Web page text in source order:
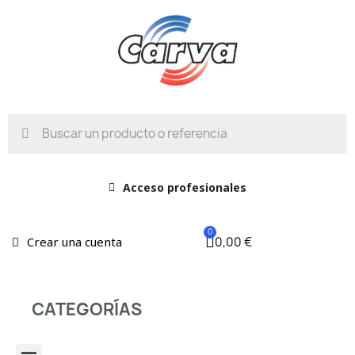
Acceso profesionales
Crear una cuenta 0,00 €
CATEGORÍAS